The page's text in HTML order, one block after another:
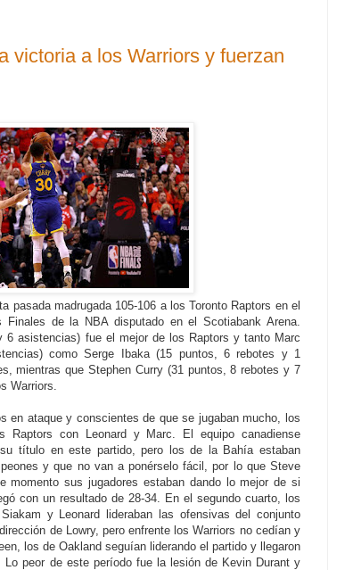
victoria a los Warriors y fuerzan
pasada madrugada 105-106 a los Toronto Raptors en el
Finales de la NBA disputado en el Scotiabank Arena.
6 asistencias) fue el mejor de los Raptors y tanto Marc
como Serge Ibaka (15 puntos, 6 rebotes y 1
mientras que Stephen Curry (31 puntos, 8 rebotes y 7
Warriors.
en ataque y conscientes de que se jugaban mucho, los
Raptors con Leonard y Marc. El equipo canadiense
título en este partido, pero los de la Bahía estaban
y que no van a ponérselo fácil, por lo que Steve
sus jugadores estaban dando lo mejor de si
con un resultado de 28-34. En el segundo cuarto, los
y Leonard lideraban las ofensivas del conjunto
de Lowry, pero enfrente los Warriors no cedían y
los de Oakland seguían liderando el partido y llegaron
peor de este período fue la lesión de Kevin Durant y